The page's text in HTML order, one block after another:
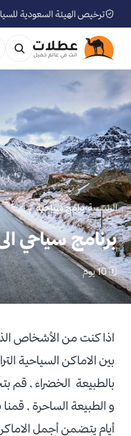
ترخيص الهيئة السعودية للسياحة
الرئيسية›برامج سياحية
برنامج سياحي الى
🗓 10 يوم
اذا كنت من الأشخاص
بين الاماكن السياحية
بالطبيعة الخضراء , قم
أيام يتضمن أجمل